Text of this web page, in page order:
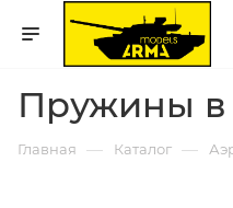
Пружины в
Главная — Каталог —